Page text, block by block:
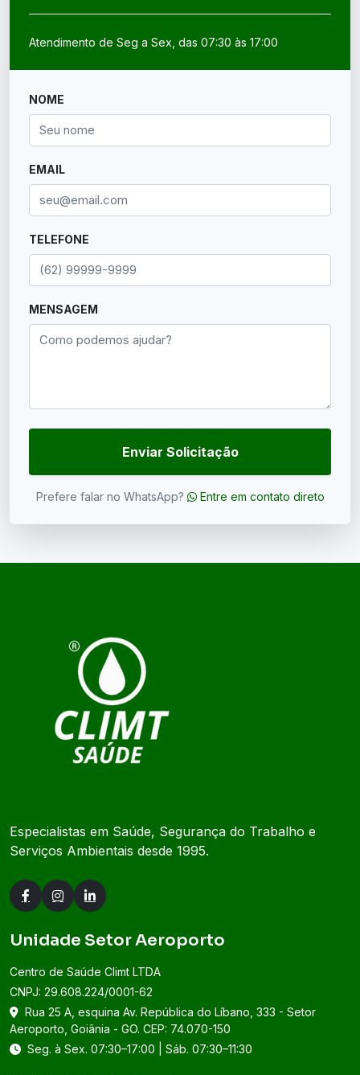
Atendimento de Seg a Sex, das 07:30 às 17:00
NOME
EMAIL
TELEFONE
MENSAGEM
Enviar Solicitação
Prefere falar no WhatsApp? Entre em contato direto
Especialistas em Saúde, Segurança do Trabalho e
Serviços Ambientais desde 1995.
Unidade Setor Aeroporto
Centro de Saúde Climt LTDA
CNPJ: 29.608.224/0001-62
Rua 25 A, esquina Av. República do Líbano, 333 - Setor
Aeroporto, Goiânia - GO. CEP: 74.070-150
Seg. à Sex. 07:30–17:00 | Sáb. 07:30–11:30